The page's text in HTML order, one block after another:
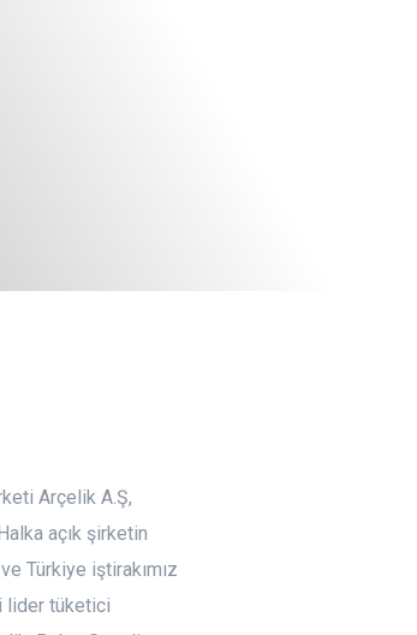
Arçelik A.Ş,
açık şirketin
Türkiye iştirakımız
lider tüketici